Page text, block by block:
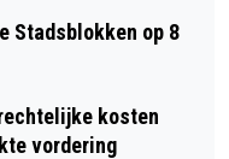
Stadsblokken op 8
kosten
vordering